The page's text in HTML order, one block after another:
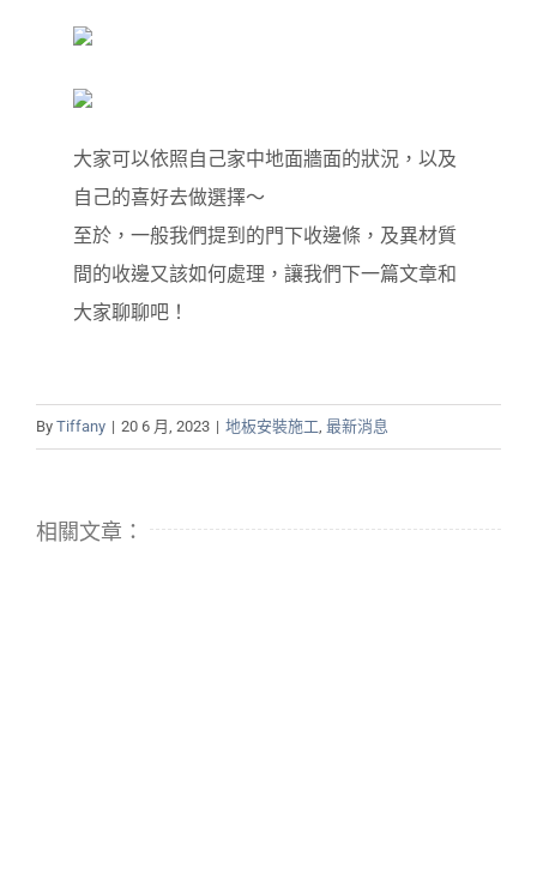
大家可以依照自己家中地面牆面的狀況，以及
自己的喜好去做選擇～
至於，一般我們提到的門下收邊條，及異材質
間的收邊又該如何處理，讓我們下一篇文章和
大家聊聊吧！
By Tiffany | 20 6 月, 2023 | 地板安裝施工, 最新消息
相關文章：